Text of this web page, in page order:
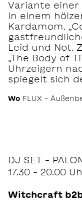
Variante einer
in einem
Kardamom.
Leid und Not.
„The Body of
Uhrzeigern
spiegelt sich
Wo FLUX –
DJ SET –
17.30 – 20.00
Witchcraft b2b